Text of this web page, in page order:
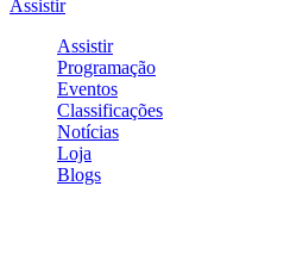
Assistir
Assistir
Programação
Eventos
Classificações
Notícias
Loja
Blogs